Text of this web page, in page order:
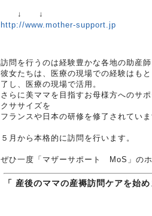
↓ ↓
http://www.mother-support.jp
訪問を行うのは経験豊かな各地の助産師
彼女たちは、医療の現場での経験はも
了し、医療の現場で活用。
さらに美ママを目指すお母様方へのサ
クササイズを
フランスや日本の研修を修了されていま
５月から本格的に訪問を行います。
ぜひ一度「マザーサポート MoS」の
「 産後のママの産褥訪問ケアを始め